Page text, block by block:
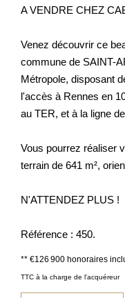
A VENDRE CHEZ
Venez découvrir ce
commune de SAINT-
Métropole, disposant
l'accès à Rennes en
au TER, et à la ligne
Vous pourrez réaliser
terrain de 641 m²,
N'ATTENDEZ PLUS !
Référence : 450.
** €126 900 honoraires
TTC à la charge de l'acquéreur